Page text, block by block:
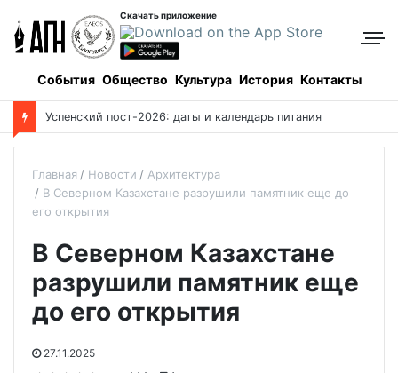
Скачать приложение
События Общество Культура История Контакты
Успенский пост-2026: даты и календарь питания
Главная Новости
Архитектура
В Северном Казахстане разрушили памятник еще до
его открытия
В Северном Казахстане
разрушили памятник еще
до его открытия
27.11.2025